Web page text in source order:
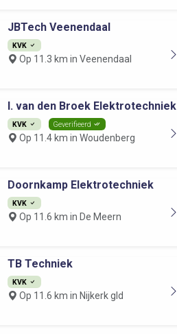
JBTech Veenendaal
KVK
Op 11.3 km in Veenendaal
I. van den Broek Elektrotechniek
KVK Geverifieerd
Op 11.4 km in Woudenberg
Doornkamp Elektrotechniek
KVK
Op 11.6 km in De Meern
TB Techniek
KVK
Op 11.6 km in Nijkerk gld